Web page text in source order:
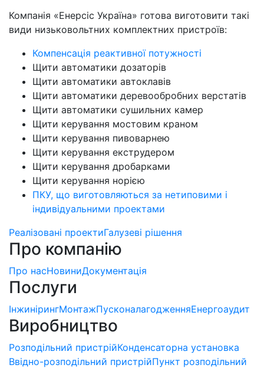
Компанія «Енерсіс Україна» готова виготовити такі
види низьковольтних комплектних пристроїв:
Компенсація реактивної потужності
Щити автоматики дозаторів
Щити автоматики автоклавів
Щити автоматики деревообробних верстатів
Щити автоматики сушильних камер
Щити керування мостовим краном
Щити керування пивоварнею
Щити керування екструдером
Щити керування дробарками
Щити керування норією
ПКУ, що виготовляються за нетиповими і
індивідуальними проектами
Реалізовані проектиГалузеві рішення
Про компанію
Про насНовиниДокументація
Послуги
ІнжинірингМонтажПусконалагодженняЕнергоаудит
Виробництво
Розподільний пристрійКонденсаторна установка
Ввідно-розподільний пристрійПункт розподільний